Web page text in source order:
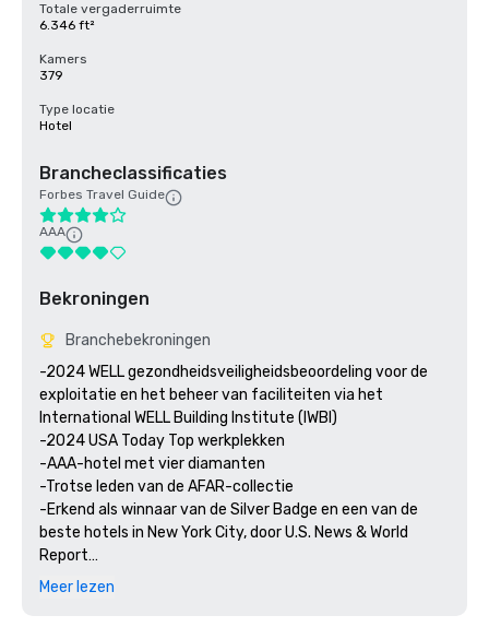
Totale vergaderruimte
6.346 ft²
Kamers
379
Type locatie
Hotel
Brancheclassificaties
Forbes Travel Guide
AAA
Bekroningen
Branchebekroningen
-2024 WELL gezondheidsveiligheidsbeoordeling voor de
exploitatie en het beheer van faciliteiten via het
International WELL Building Institute (IWBI)
-2024 USA Today Top werkplekken
-AAA-hotel met vier diamanten
-Trotse leden van de AFAR-collectie
-Erkend als winnaar van de Silver Badge en een van de
beste hotels in New York City, door U.S. News & World
Report
-Ontvanger van het TripAdvisor-certificaat van
Meer lezen